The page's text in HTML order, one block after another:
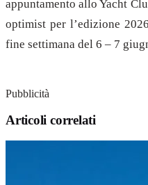
appuntamento allo Yacht
optimist per l’edizione
fine settimana del 6 – 7
Pubblicità
Articoli correlati